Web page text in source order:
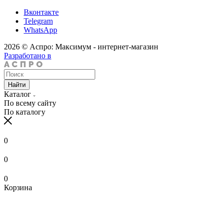
Вконтакте
Telegram
WhatsApp
2026 © Аспро: Максимум - интернет-магазин
Разработано в
Найти
Каталог
По всему сайту
По каталогу
0
0
0
Корзина